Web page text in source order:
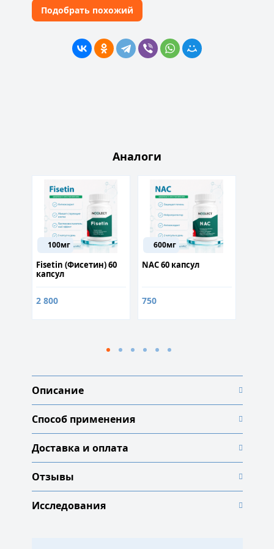
Подобрать похожий
Аналоги
100мг
Fisetin (Фисетин) 60
капсул
2 800
600мг
NAC 60 капсул
750
Описание
Способ применения
Доставка и оплата
Отзывы
Исследования